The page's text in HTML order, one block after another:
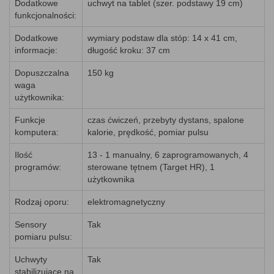
Dodatkowe
funkcjonalności:
uchwyt na tablet (szer. podstawy 19 cm)
Dodatkowe
informacje:
wymiary podstaw dla stóp: 14 x 41 cm,
długość kroku: 37 cm
Dopuszczalna
waga
użytkownika:
150 kg
Funkcje
komputera:
czas ćwiczeń, przebyty dystans, spalone
kalorie, prędkość, pomiar pulsu
Ilość
programów:
13 - 1 manualny, 6 zaprogramowanych, 4
sterowane tętnem (Target HR), 1
użytkownika
Rodzaj oporu: elektromagnetyczny
Sensory
pomiaru pulsu:
Tak
Uchwyty
stabilizujące na
Tak